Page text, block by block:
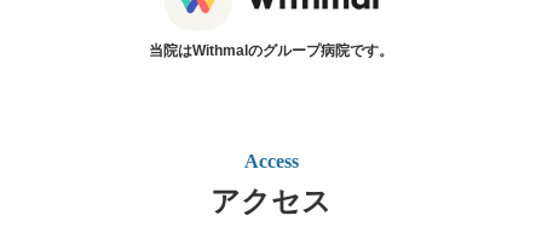
当院はWithmalのグループ病院です。
Access
アクセス